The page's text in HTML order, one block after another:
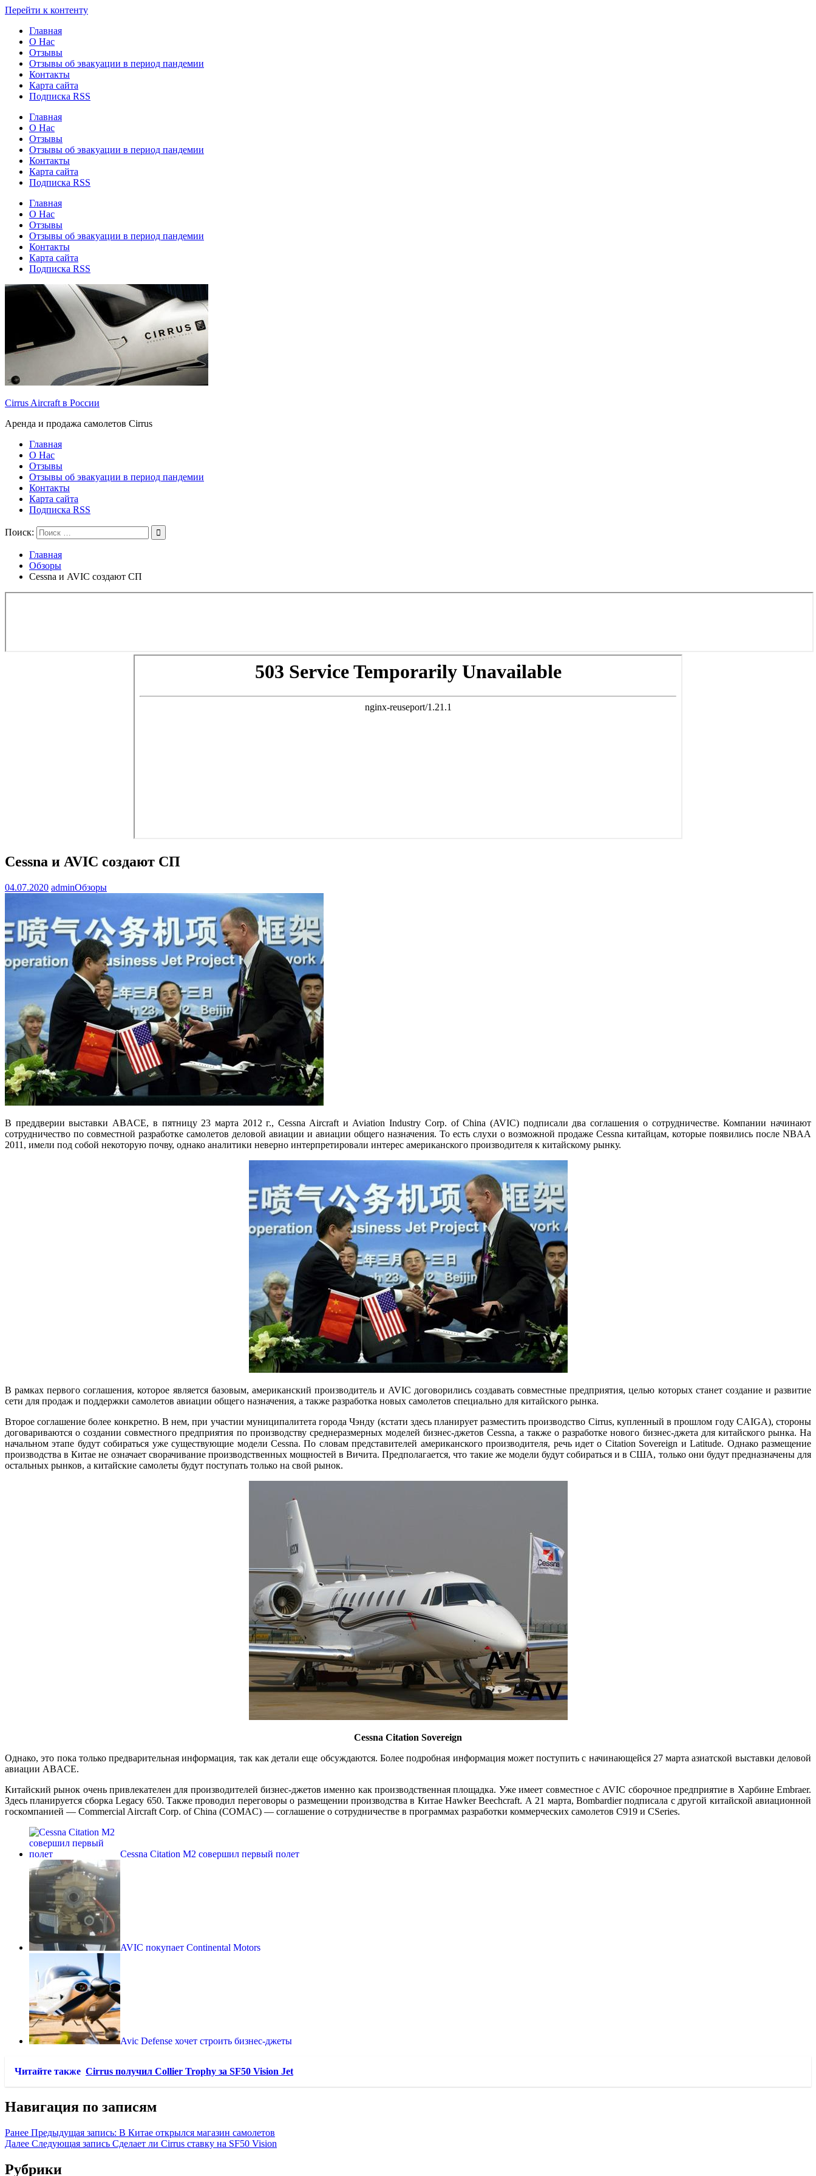
Перейти к контенту
Главная
О Нас
Отзывы
Отзывы об эвакуации в период пандемии
Контакты
Карта сайта
Подписка RSS
Главная
О Нас
Отзывы
Отзывы об эвакуации в период пандемии
Контакты
Карта сайта
Подписка RSS
Главная
О Нас
Отзывы
Отзывы об эвакуации в период пандемии
Контакты
Карта сайта
Подписка RSS
Cirrus Aircraft в России
Аренда и продажа самолетов Cirrus
Главная
О Нас
Отзывы
Отзывы об эвакуации в период пандемии
Контакты
Карта сайта
Подписка RSS
Поиск:
Главная
Обзоры
Cessna и AVIC создают СП
Cessna и AVIC создают СП
04.07.2020 adminОбзоры
В преддверии выставки ABACE, в пятницу 23 марта 2012 г., Cessna Aircraft и Aviation Industry Corp. of China (AVIC) подписали два соглашения о сотрудничестве. Компании начинают
сотрудничество по совместной разработке самолетов деловой авиации и авиации общего назначения. То есть слухи о возможной продаже Cessna китайцам, которые появились после NBAA
2011, имели под собой некоторую почву, однако аналитики неверно интерпретировали интерес американского производителя к китайскому рынку.
В рамках первого соглашения, которое является базовым, американский производитель и AVIC договорились создавать совместные предприятия, целью которых станет создание и развитие
сети для продаж и поддержки самолетов авиации общего назначения, а также разработка новых самолетов специально для китайского рынка.
Второе соглашение более конкретно. В нем, при участии муниципалитета города Чэнду (кстати здесь планирует разместить производство Cirrus, купленный в прошлом году CAIGA), стороны
договариваются о создании совместного предприятия по производству среднеразмерных моделей бизнес-джетов Cessna, а также о разработке нового бизнес-джета для китайского рынка. На
начальном этапе будут собираться уже существующие модели Cessna. По словам представителей американского производителя, речь идет о Citation Sovereign и Latitude. Однако размещение
производства в Китае не означает сворачивание производственных мощностей в Вичита. Предполагается, что такие же модели будут собираться и в США, только они будут предназначены для
остальных рынков, а китайские самолеты будут поступать только на свой рынок.
Cessna Citation Sovereign
Однако, это пока только предварительная информация, так как детали еще обсуждаются. Более подробная информация может поступить с начинающейся 27 марта азиатской выставки деловой
авиации ABACE.
Китайский рынок очень привлекателен для производителей бизнес-джетов именно как производственная площадка. Уже имеет совместное с AVIC сборочное предприятие в Харбине Embraer.
Здесь планируется сборка Legacy 650. Также проводил переговоры о размещении производства в Китае Hawker Beechcraft. А 21 марта, Bombardier подписала с другой китайской авиационной
госкомпанией — Commercial Aircraft Corp. of China (COMAC) — соглашение о сотрудничестве в программах разработки коммерческих самолетов C919 и CSeries.
Cessna Citation M2 совершил первый полет
AVIC покупает Continental Motors
Avic Defense хочет строить бизнес-джеты
Читайте также Cirrus получил Collier Trophy за SF50 Vision Jet
Навигация по записям
Ранее Предыдущая запись: В Китае открылся магазин самолетов
Далее Следующая запись Сделает ли Cirrus ставку на SF50 Vision
Рубрики